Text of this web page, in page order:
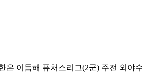
이듬해 퓨처스리그(2군) 주전 외야